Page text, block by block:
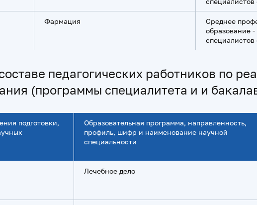
Фaрмация
Среднее
образование -
специалистов
педагогических работников по
(программы специалитета и и
подготовки,
Образовательная программа, направленность,
профиль, шифр и наименование научной
специальности
Лечебное дело